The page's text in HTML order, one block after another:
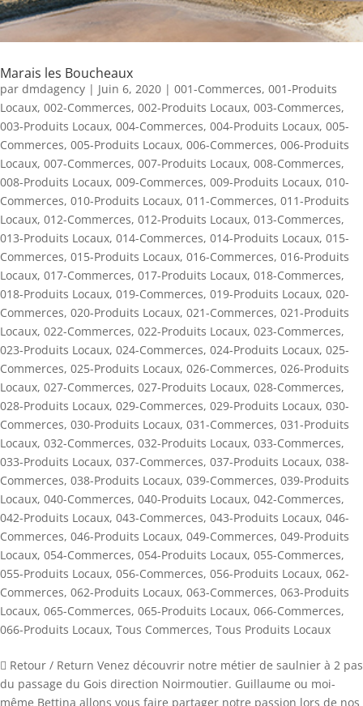
Marais les Boucheaux
par dmdagency | Juin 6, 2020 | 001-Commerces, 001-Produits
Locaux, 002-Commerces, 002-Produits Locaux, 003-Commerces,
003-Produits Locaux, 004-Commerces, 004-Produits Locaux, 005-
Commerces, 005-Produits Locaux, 006-Commerces, 006-Produits
Locaux, 007-Commerces, 007-Produits Locaux, 008-Commerces,
008-Produits Locaux, 009-Commerces, 009-Produits Locaux, 010-
Commerces, 010-Produits Locaux, 011-Commerces, 011-Produits
Locaux, 012-Commerces, 012-Produits Locaux, 013-Commerces,
013-Produits Locaux, 014-Commerces, 014-Produits Locaux, 015-
Commerces, 015-Produits Locaux, 016-Commerces, 016-Produits
Locaux, 017-Commerces, 017-Produits Locaux, 018-Commerces,
018-Produits Locaux, 019-Commerces, 019-Produits Locaux, 020-
Commerces, 020-Produits Locaux, 021-Commerces, 021-Produits
Locaux, 022-Commerces, 022-Produits Locaux, 023-Commerces,
023-Produits Locaux, 024-Commerces, 024-Produits Locaux, 025-
Commerces, 025-Produits Locaux, 026-Commerces, 026-Produits
Locaux, 027-Commerces, 027-Produits Locaux, 028-Commerces,
028-Produits Locaux, 029-Commerces, 029-Produits Locaux, 030-
Commerces, 030-Produits Locaux, 031-Commerces, 031-Produits
Locaux, 032-Commerces, 032-Produits Locaux, 033-Commerces,
033-Produits Locaux, 037-Commerces, 037-Produits Locaux, 038-
Commerces, 038-Produits Locaux, 039-Commerces, 039-Produits
Locaux, 040-Commerces, 040-Produits Locaux, 042-Commerces,
042-Produits Locaux, 043-Commerces, 043-Produits Locaux, 046-
Commerces, 046-Produits Locaux, 049-Commerces, 049-Produits
Locaux, 054-Commerces, 054-Produits Locaux, 055-Commerces,
055-Produits Locaux, 056-Commerces, 056-Produits Locaux, 062-
Commerces, 062-Produits Locaux, 063-Commerces, 063-Produits
Locaux, 065-Commerces, 065-Produits Locaux, 066-Commerces,
066-Produits Locaux, Tous Commerces, Tous Produits Locaux
 Retour / Return Venez découvrir notre métier de saulnier à 2 pas
du passage du Gois direction Noirmoutier. Guillaume ou moi-
même Bettina allons vous faire partager notre passion lors de nos